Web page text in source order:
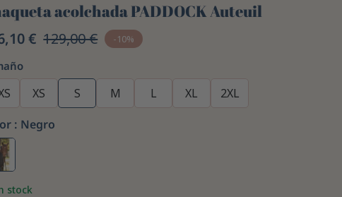
acolchada PADDOCK Auteuil
€ 129,00 € -10%
XS S M L XL
2XL
: Negro
stock